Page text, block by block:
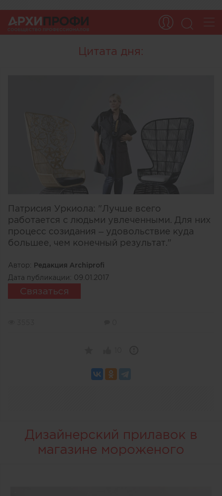
Цитата дня:
Патрисия Уркиола: "Лучше всего
работается с людьми увлеченными. Для них
процесс созидания – удовольствие куда
большее, чем конечный результат."
Автор: Редакция Archiprofi
Дата публикации: 09.01.2017
Связаться
Дизайнерский прилавок в
магазине мороженого